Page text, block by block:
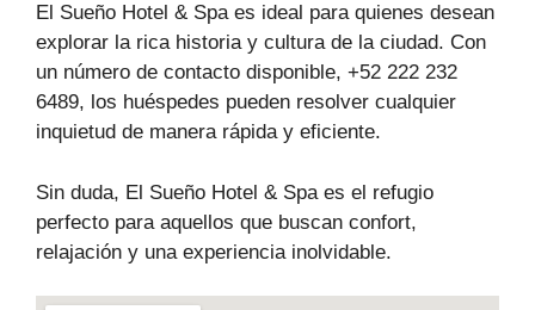
El Sueño Hotel & Spa es ideal para quienes desean
explorar la rica historia y cultura de la ciudad. Con
un número de contacto disponible, +52 222 232
6489, los huéspedes pueden resolver cualquier
inquietud de manera rápida y eficiente.
Sin duda, El Sueño Hotel & Spa es el refugio
perfecto para aquellos que buscan confort,
relajación y una experiencia inolvidable.